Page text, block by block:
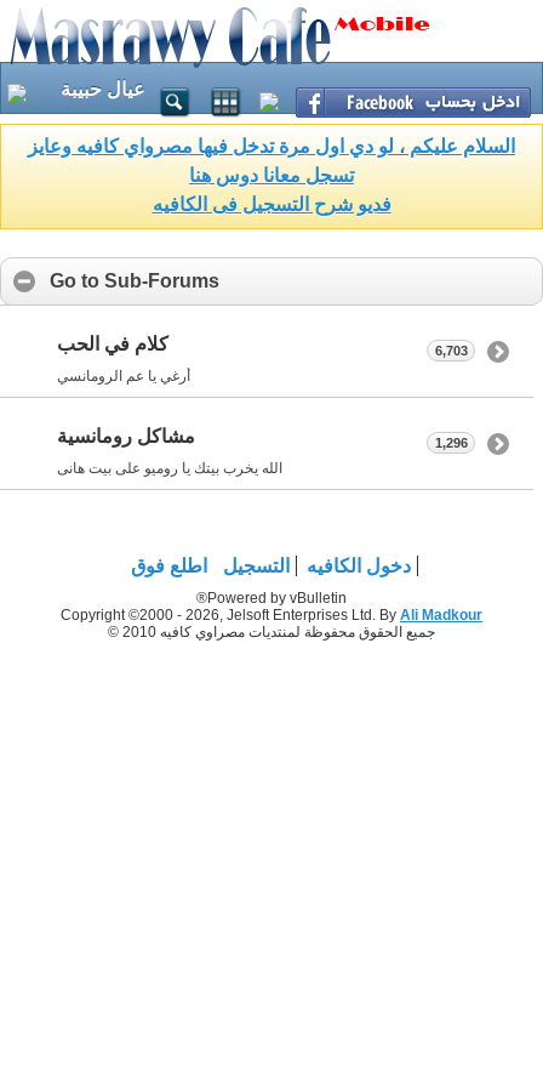
عيال حبيبة
السلام عليكم ، لو دي اول مرة تدخل فيها مصرواي كافيه وعايز
تسجل معانا دوس هنا
فديو شرح التسجيل فى الكافيه
Go to Sub-Forums
كلام في الحب
أرغي يا عم الرومانسي
6,703
مشاكل رومانسية
الله يخرب بيتك يا روميو على بيت هانى
1,296
دخول الكافيه التسجيل اطلع فوق
Powered by vBulletin®
Copyright ©2000 - 2026, Jelsoft Enterprises Ltd. By Ali Madkour
جميع الحقوق محفوظة لمنتديات مصراوي كافيه 2010 ©